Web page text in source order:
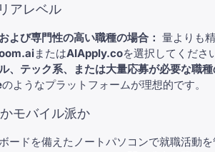
アレベル
よび専門性の高い職種の場合： 量よりも
またはAIApply.coを選択してくださ
、テック系、または大量応募が必要な職
のようなプラットフォームが理想的です。
モバイル派か
ードを備えたノートパソコンで就職活動